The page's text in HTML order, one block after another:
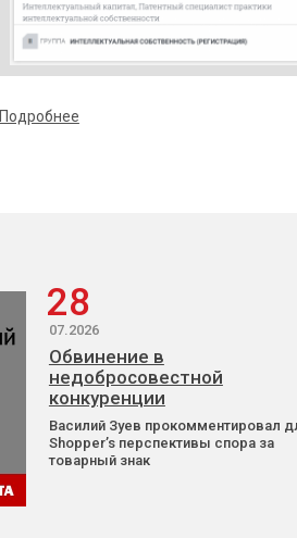
Подробнее
28
07.2026
Обвинение в
недобросовестной
конкуренции
Василий Зуев прокомментировал
Shopper’s перспективы спора за
товарный знак